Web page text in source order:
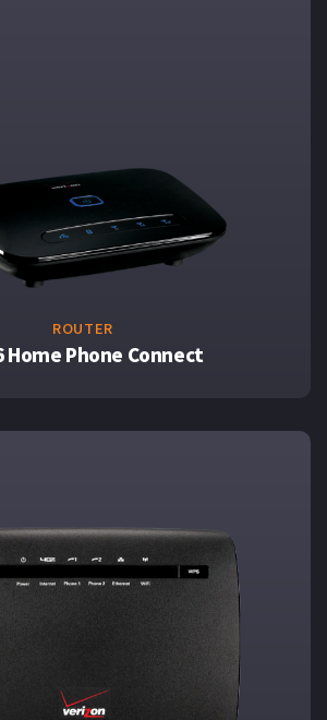
ROUTER
Home Phone Connect